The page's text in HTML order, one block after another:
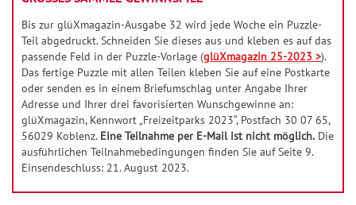
e
n
G
l
ü
c
k
-
Bis zur glüXmagazin-Ausgabe 32 wird jede Woche ein Puzzle-
Teil abgedruckt. Schneiden Sie dieses aus und kleben es auf das
passende Feld in der Puzzle-Vorlage (glüXmagazin 25-2023 >).
Das fertige Puzzle mit allen Teilen kleben Sie auf eine Postkarte
oder senden es in einem Briefumschlag unter Angabe Ihrer
Adresse und Ihrer drei favorisierten Wunschgewinne an:
glüXmagazin, Kennwort „Freizeitparks 2023“, Postfach 30 07 65,
56029 Koblenz. Eine Teilnahme per E-Mail ist nicht möglich. Die
ausführlichen Teilnahmebedingungen finden Sie auf Seite 9.
Einsendeschluss: 21. August 2023.